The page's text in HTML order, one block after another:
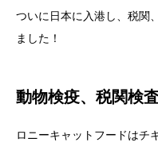
ついに日本に入港し、税関
ました！
動物検疫、税関検
ロニーキャットフードはチ